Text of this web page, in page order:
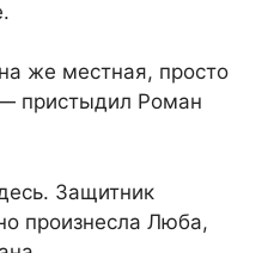
же местная, просто
пристыдил Роман
Защитник
произнесла Люба,